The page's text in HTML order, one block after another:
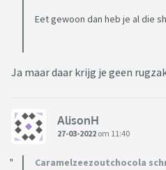
Eet gewoon dan heb je al die
Ja maar daar krijg je geen
AlisonH
27-03-2022 om 11:40
Caramelzeezoutchocola